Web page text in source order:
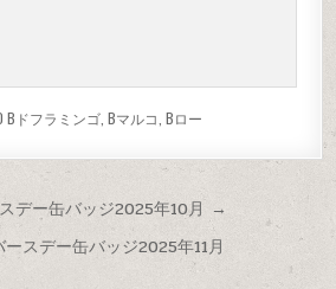
Bドフラミンゴ Bマルコ Bロー
デー缶バッジ2025年10月 →
スデー缶バッジ2025年11月